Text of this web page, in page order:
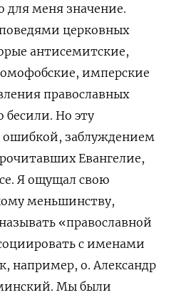
для меня значение.
церковных
антисемитские,
имперские
православных
бесили. Но эту
ошибкой, заблуждением
Евангелие,
Я ощущал свою
меньшинству,
«православной
с именами
например, о. Александр
Мы были